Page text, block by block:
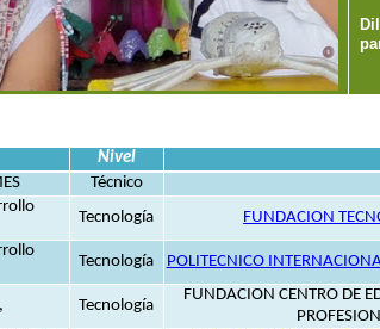
Nivel
Técnico
Tecnología
FUNDACION
Tecnología POLITECNICO
Tecnología
FUNDACION CENTRO DE